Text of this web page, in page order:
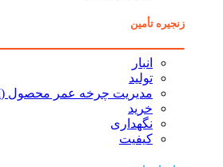
زنجیره تأمین
انبار
تولید
مدیریت چرخه عمر محصول (PLM)
خرید
نگهداری
کیفیت